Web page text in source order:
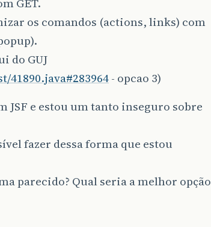
os comandos (actions, links) com
do GUJ
- opcao 3)
JSF e estou um tanto inseguro sobre
fazer dessa forma que estou
parecido? Qual seria a melhor opção